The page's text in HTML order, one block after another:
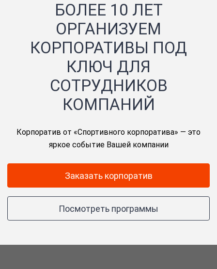
БОЛЕЕ 10 ЛЕТ
ОРГАНИЗУЕМ
КОРПОРАТИВЫ ПОД
КЛЮЧ ДЛЯ
СОТРУДНИКОВ
КОМПАНИЙ
Корпоратив от «Спортивного корпоратива» — это
яркое событие Вашей компании
Заказать корпоратив
Посмотреть программы